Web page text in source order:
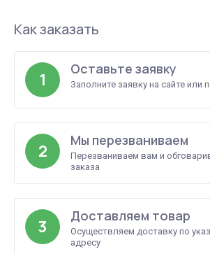
Как заказать
1
Оставьте заявку
Заполните заявку на сайте или
2
Мы перезваниваем
Перезваниваем вам и
заказа
3
Доставляем товар
Осуществляем доставку по
адресу